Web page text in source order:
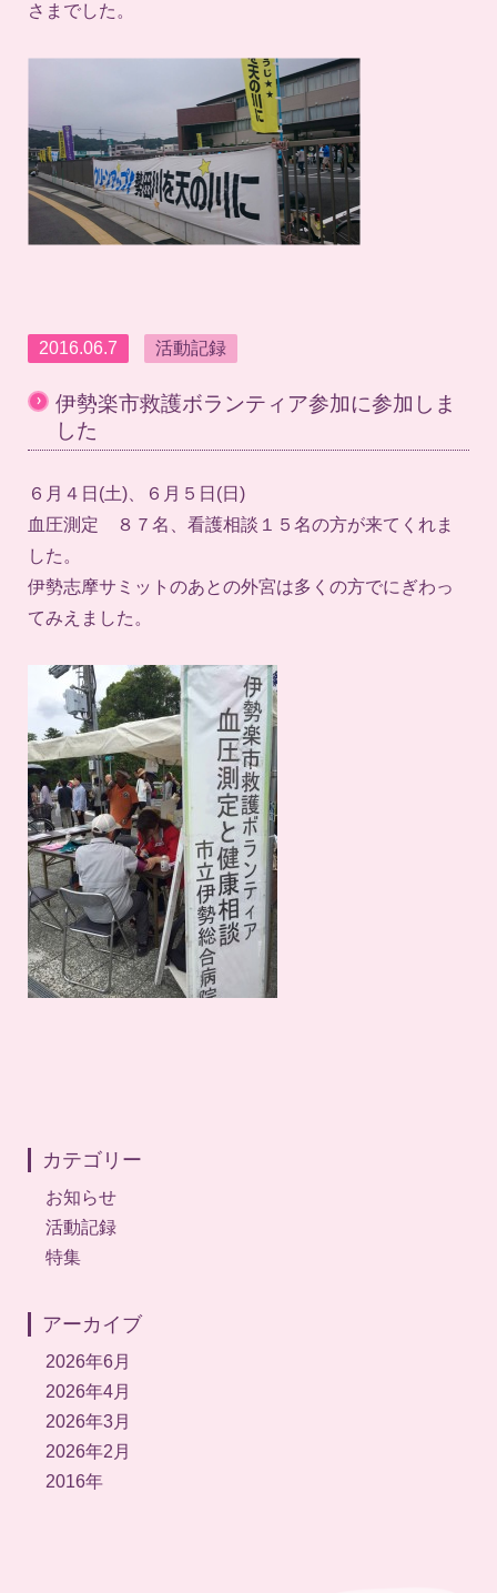
さまでした。
2016.06.7 活動記録
›
伊勢楽市救護ボランティア参加に参加しま
した
６月４日(土)、６月５日(日)
血圧測定 ８７名、看護相談１５名の方が来てくれま
した。
伊勢志摩サミットのあとの外宮は多くの方でにぎわっ
てみえました。
カテゴリー
お知らせ
活動記録
特集
アーカイブ
2026年6月
2026年4月
2026年3月
2026年2月
2016年